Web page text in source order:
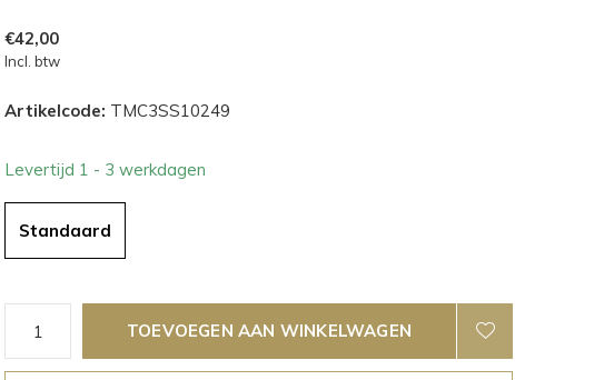
€42,00
Incl. btw
Artikelcode: TMC3SS10249
Levertijd 1 - 3 werkdagen
Standaard
TOEVOEGEN AAN WINKELWAGEN